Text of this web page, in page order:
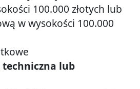
100.000 złotych lub
w wysokości 100.000
techniczna lub